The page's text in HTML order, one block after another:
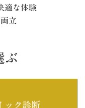
適な体験
立
ぶ